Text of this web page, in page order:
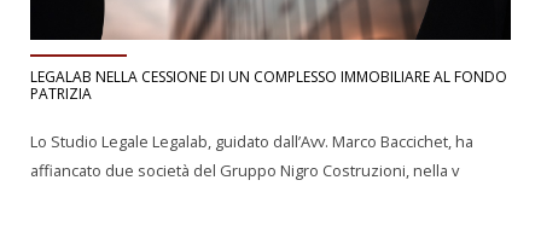
LEGALAB NELLA CESSIONE DI UN COMPLESSO IMMOBILIARE AL FONDO
PATRIZIA
Lo Studio Legale Legalab, guidato dall’Avv. Marco Baccichet, ha
affiancato due società del Gruppo Nigro Costruzioni, nella v